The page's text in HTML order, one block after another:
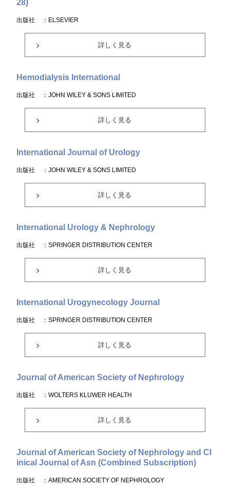
28)
出版社 ：ELSEVIER
詳しく見る
Hemodialysis International
出版社 ：JOHN WILEY & SONS LIMITED
詳しく見る
International Journal of Urology
出版社 ：JOHN WILEY & SONS LIMITED
詳しく見る
International Urology & Nephrology
出版社 ：SPRINGER DISTRIBUTION CENTER
詳しく見る
International Urogynecology Journal
出版社 ：SPRINGER DISTRIBUTION CENTER
詳しく見る
Journal of American Society of Nephrology
出版社 ：WOLTERS KLUWER HEALTH
詳しく見る
Journal of American Society of Nephrology and Cl
inical Journal of Asn (Combined Subscription)
出版社 ：AMERICAN SOCIETY OF NEPHROLOGY